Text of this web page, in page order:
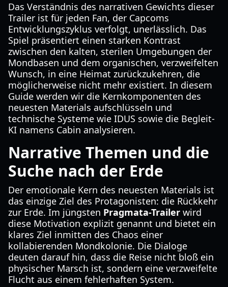
Das Verständnis des narrativen Gewichts dieser
Trailer ist für jeden Fan, der Capcoms
Entwicklungszyklus verfolgt, unerlässlich. Das
Spiel präsentiert einen starken Kontrast
zwischen den kalten, sterilen Umgebungen der
Mondbasen und dem organischen, verzweifelten
Wunsch, in eine Heimat zurückzukehren, die
möglicherweise nicht mehr existiert. In diesem
Guide werden wir die Kernkomponenten des
neuesten Materials aufschlüsseln und
technische Systeme wie IDUS sowie die Begleit-
KI namens Cabin analysieren.
Narrative Themen und die
Suche nach der Erde
Der emotionale Kern des neuesten Materials ist
das einzige Ziel des Protagonisten: die Rückkehr
zur Erde. Im jüngsten Pragmata-Trailer wird
diese Motivation explizit genannt und bietet ein
klares Ziel inmitten des Chaos einer
kollabierenden Mondkolonie. Die Dialoge
deuten darauf hin, dass die Reise nicht bloß ein
physischer Marsch ist, sondern eine verzweifelte
Flucht aus einem fehlerhaften System.